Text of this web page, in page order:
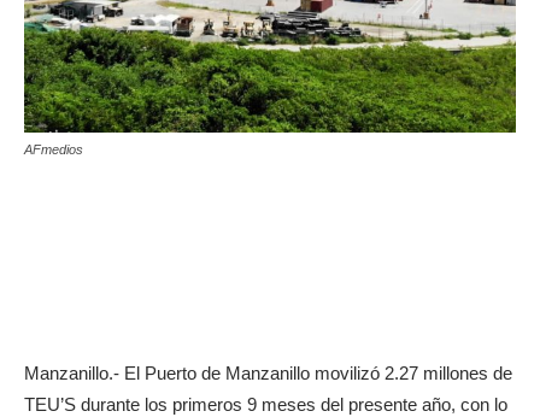
AFmedios
Manzanillo.- El Puerto de Manzanillo movilizó 2.27 millones de
TEU’S durante los primeros 9 meses del presente año, con lo